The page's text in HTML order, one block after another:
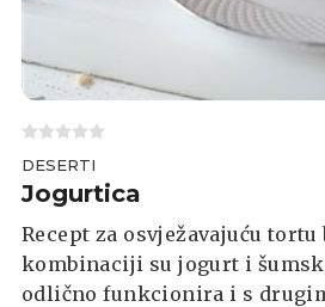
DESERTI
Jogurtica
Recept za osvježavajuću tortu
kombinaciji su jogurt i
odlično funkcionira i s